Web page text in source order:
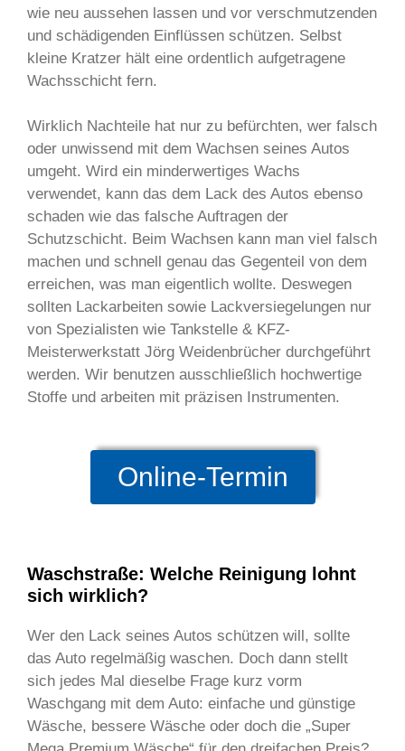
wie neu aussehen lassen und vor verschmutzenden
und schädigenden Einflüssen schützen. Selbst
kleine Kratzer hält eine ordentlich aufgetragene
Wachsschicht fern.
Wirklich Nachteile hat nur zu befürchten, wer falsch
oder unwissend mit dem Wachsen seines Autos
umgeht. Wird ein minderwertiges Wachs
verwendet, kann das dem Lack des Autos ebenso
schaden wie das falsche Auftragen der
Schutzschicht. Beim Wachsen kann man viel falsch
machen und schnell genau das Gegenteil von dem
erreichen, was man eigentlich wollte. Deswegen
sollten Lackarbeiten sowie Lackversiegelungen nur
von Spezialisten wie Tankstelle & KFZ-
Meisterwerkstatt Jörg Weidenbrücher durchgeführt
werden. Wir benutzen ausschließlich hochwertige
Stoffe und arbeiten mit präzisen Instrumenten.
Online-Termin
Waschstraße: Welche Reinigung lohnt
sich wirklich?
Wer den Lack seines Autos schützen will, sollte
das Auto regelmäßig waschen. Doch dann stellt
sich jedes Mal dieselbe Frage kurz vorm
Waschgang mit dem Auto: einfache und günstige
Wäsche, bessere Wäsche oder doch die „Super